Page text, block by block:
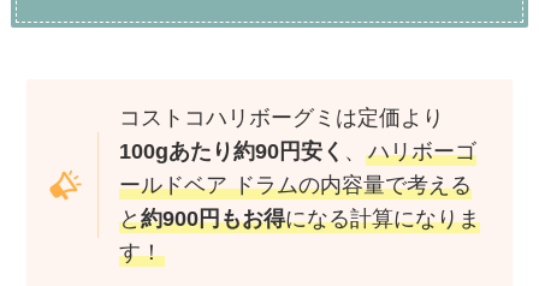
コストコハリボーグミは定価より
100gあたり約90円安く 、 ハリボーゴ
ールドベア ドラムの内容量で考える
と約900円もお得になる計算になりま
す！